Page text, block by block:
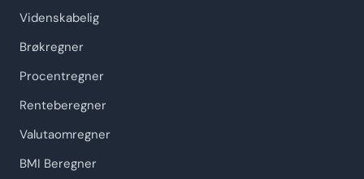
Videnskabelig
Brøkregner
Procentregner
Renteberegner
Valutaomregner
BMI Beregner